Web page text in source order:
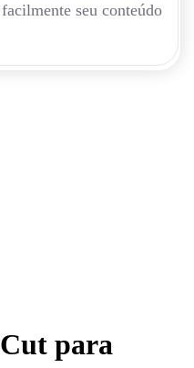
seu conteúdo
para